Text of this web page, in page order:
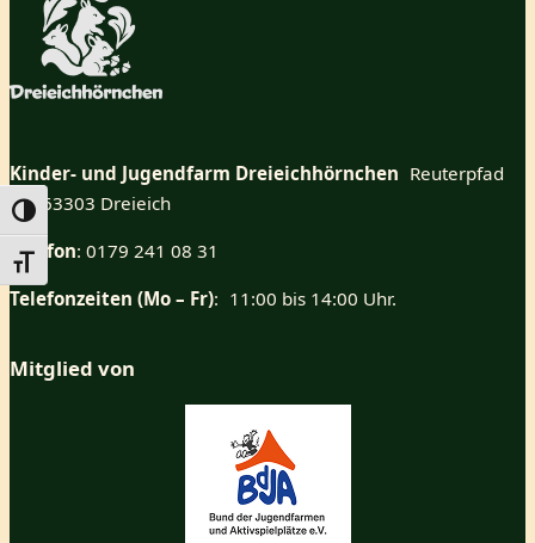
Umschalten auf hohe Kontraste
Schrift vergrößern
Kinder- und Jugendfarm Dreieichhörnchen Reuterpfad
25 63303 Dreieich
Telefon: 0179 241 08 31
Telefonzeiten (Mo – Fr): 11:00 bis 14:00 Uhr.
Mitglied von